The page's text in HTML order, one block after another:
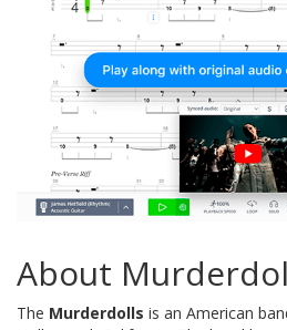
About
The Murderdolls is an American